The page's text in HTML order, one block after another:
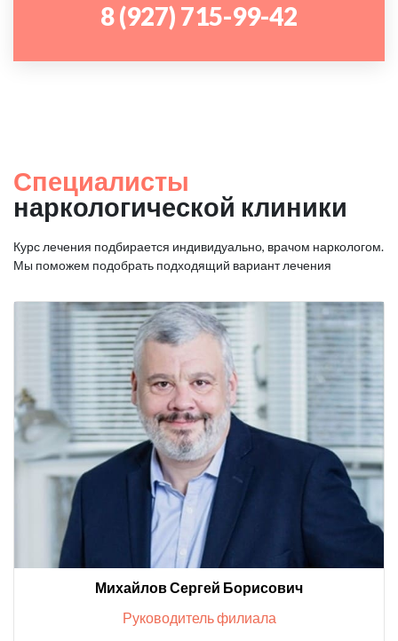
8 (927) 715-99-42
Специалисты
наркологической клиники
Курс лечения подбирается индивидуально, врачом наркологом.
Мы поможем подобрать подходящий вариант лечения
Михайлов Сергей Борисович
Руководитель филиала